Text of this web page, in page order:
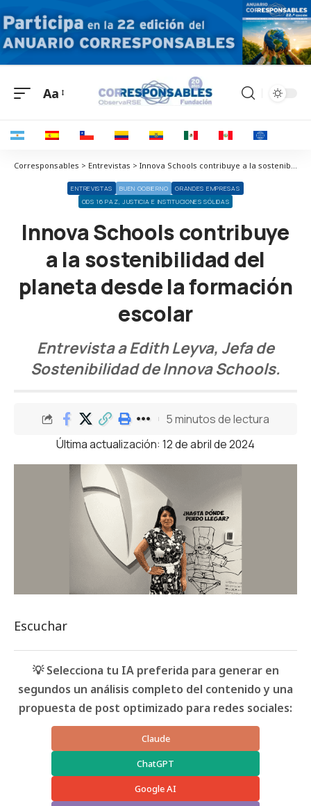
Aa
Corresponsables > Entrevistas > Innova Schools contribuye a la sostenibilidad del planeta desde la formación escolar
ENTREVISTAS BUEN GOBIERNO
GRANDES EMPRESAS
ODS 16 PAZ, JUSTICIA E INSTITUCIONES SÓLIDAS
Innova Schools contribuye
a la sostenibilidad del
planeta desde la formación
escolar
Entrevista a Edith Leyva, Jefa de
Sostenibilidad de Innova Schools.
Última actualización: 12 de abril de 2024
5 minutos de lectura
Escuchar
💡 Selecciona tu IA preferida para generar en
segundos un análisis completo del contenido y una
propuesta de post optimizado para redes sociales:
Claude
ChatGPT
Google AI